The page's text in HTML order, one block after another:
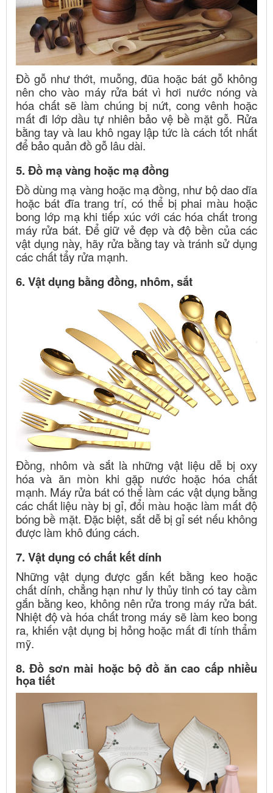
Đồ gỗ như thớt, muỗng, đũa hoặc bát gỗ không
nên cho vào máy rửa bát vì hơi nước nóng và
hóa chất sẽ làm chúng bị nứt, cong vênh hoặc
mất đi lớp dầu tự nhiên bảo vệ bề mặt gỗ. Rửa
bằng tay và lau khô ngay lập tức là cách tốt nhất
để bảo quản đồ gỗ lâu dài.
5. Đồ mạ vàng hoặc mạ đồng
Đồ dùng mạ vàng hoặc mạ đồng, như bộ dao dĩa
hoặc bát đĩa trang trí, có thể bị phai màu hoặc
bong lớp mạ khi tiếp xúc với các hóa chất trong
máy rửa bát. Để giữ vẻ đẹp và độ bền của các
vật dụng này, hãy rửa bằng tay và tránh sử dụng
các chất tẩy rửa mạnh.
6. Vật dụng bằng đồng, nhôm, sắt
Đồng, nhôm và sắt là những vật liệu dễ bị oxy
hóa và ăn mòn khi gặp nước hoặc hóa chất
mạnh. Máy rửa bát có thể làm các vật dụng bằng
các chất liệu này bị gỉ, đổi màu hoặc làm mất độ
bóng bề mặt. Đặc biệt, sắt dễ bị gỉ sét nếu không
được làm khô đúng cách.
7. Vật dụng có chất kết dính
Những vật dụng được gắn kết bằng keo hoặc
chất dính, chẳng hạn như ly thủy tinh có tay cầm
gắn bằng keo, không nên rửa trong máy rửa bát.
Nhiệt độ và hóa chất trong máy sẽ làm keo bong
ra, khiến vật dụng bị hỏng hoặc mất đi tính thẩm
mỹ.
8. Đồ sơn mài hoặc bộ đồ ăn cao cấp nhiều
họa tiết